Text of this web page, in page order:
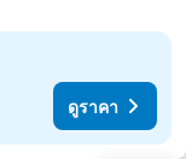
ดูราคา